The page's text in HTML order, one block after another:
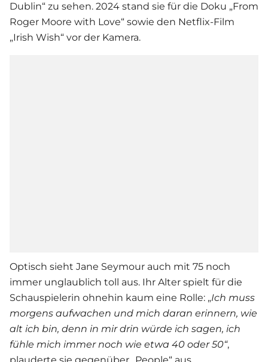
Dublin“ zu sehen. 2024 stand sie für die Doku „From
Roger Moore with Love“ sowie den Netflix-Film
„Irish Wish“ vor der Kamera.
Optisch sieht Jane Seymour auch mit 75 noch
immer unglaublich toll aus. Ihr Alter spielt für die
Schauspielerin ohnehin kaum eine Rolle: „Ich muss
morgens aufwachen und mich daran erinnern, wie
alt ich bin, denn in mir drin würde ich sagen, ich
fühle mich immer noch wie etwa 40 oder 50“,